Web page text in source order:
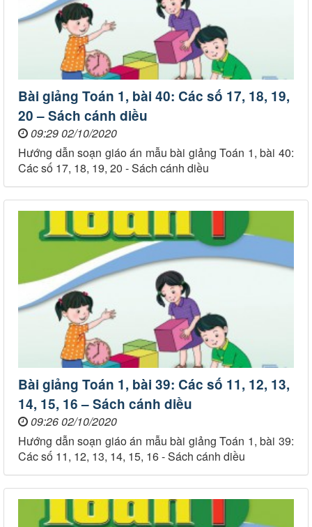
Bài giảng Toán 1, bài 40: Các số 17, 18, 19,
20 – Sách cánh diều
09:29 02/10/2020
Hướng dẫn soạn giáo án mẫu bài giảng Toán 1, bài 40:
Các số 17, 18, 19, 20 - Sách cánh diều
Bài giảng Toán 1, bài 39: Các số 11, 12, 13,
14, 15, 16 – Sách cánh diều
09:26 02/10/2020
Hướng dẫn soạn giáo án mẫu bài giảng Toán 1, bài 39:
Các số 11, 12, 13, 14, 15, 16 - Sách cánh diều